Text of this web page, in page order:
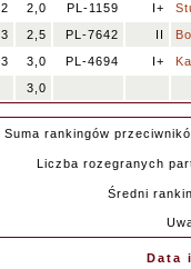
2 2,0 PL-1159 I+
3 2,5 PL-7642 II
3 3,0 PL-4694 I+
3,0
Suma rankingów
Liczba rozegranych
Średni
Data